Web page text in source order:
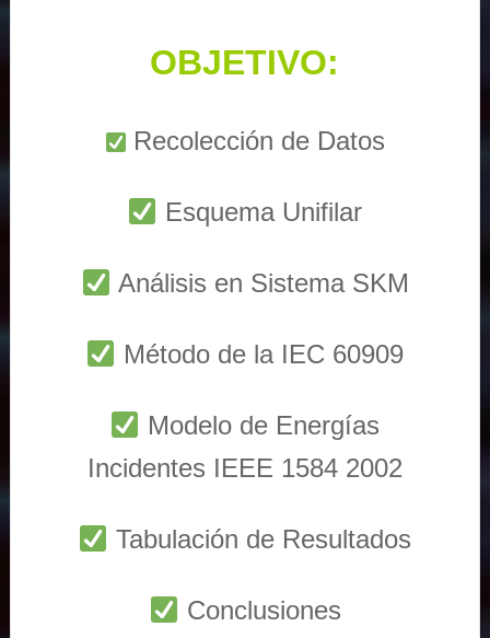
OBJETIVO:
Recolección de Datos
Esquema Unifilar
Análisis en Sistema SKM
Método de la IEC 60909
Modelo de Energías
Incidentes IEEE 1584 2002
Tabulación de Resultados
Conclusiones